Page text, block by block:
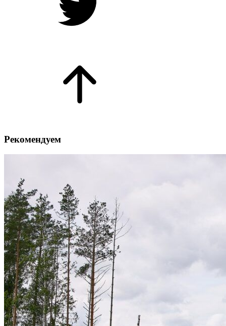
Рекомендуем